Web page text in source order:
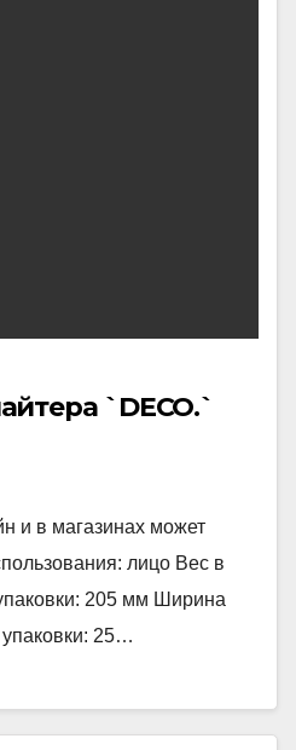
`DECO.`
и в магазинах может
лицо Вес в
205 мм Ширина
25…